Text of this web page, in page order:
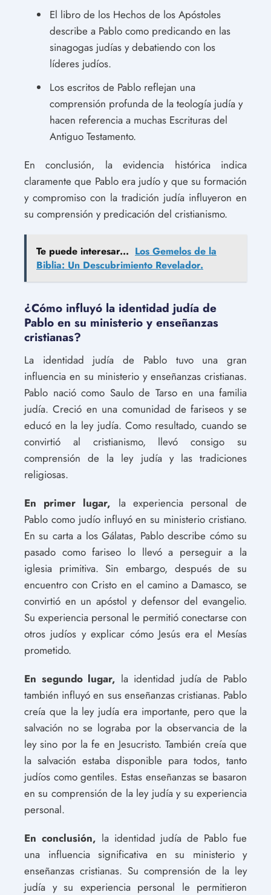
El libro de los Hechos de los Apóstoles
describe a Pablo como predicando en las
sinagogas judías y debatiendo con los
líderes judíos.
Los escritos de Pablo reflejan una
comprensión profunda de la teología judía y
hacen referencia a muchas Escrituras del
Antiguo Testamento.
En conclusión, la evidencia histórica indica
claramente que Pablo era judío y que su formación
y compromiso con la tradición judía influyeron en
su comprensión y predicación del cristianismo.
Te puede interesar... Los Gemelos de la
Biblia: Un Descubrimiento Revelador.
¿Cómo influyó la identidad judía de
Pablo en su ministerio y enseñanzas
cristianas?
La identidad judía de Pablo tuvo una gran
influencia en su ministerio y enseñanzas cristianas.
Pablo nació como Saulo de Tarso en una familia
judía. Creció en una comunidad de fariseos y se
educó en la ley judía. Como resultado, cuando se
convirtió al cristianismo, llevó consigo su
comprensión de la ley judía y las tradiciones
religiosas.
En primer lugar, la experiencia personal de
Pablo como judío influyó en su ministerio cristiano.
En su carta a los Gálatas, Pablo describe cómo su
pasado como fariseo lo llevó a perseguir a la
iglesia primitiva. Sin embargo, después de su
encuentro con Cristo en el camino a Damasco, se
convirtió en un apóstol y defensor del evangelio.
Su experiencia personal le permitió conectarse con
otros judíos y explicar cómo Jesús era el Mesías
prometido.
En segundo lugar, la identidad judía de Pablo
también influyó en sus enseñanzas cristianas. Pablo
creía que la ley judía era importante, pero que la
salvación no se lograba por la observancia de la
ley sino por la fe en Jesucristo. También creía que
la salvación estaba disponible para todos, tanto
judíos como gentiles. Estas enseñanzas se basaron
en su comprensión de la ley judía y su experiencia
personal.
En conclusión, la identidad judía de Pablo fue
una influencia significativa en su ministerio y
enseñanzas cristianas. Su comprensión de la ley
judía y su experiencia personal le permitieron